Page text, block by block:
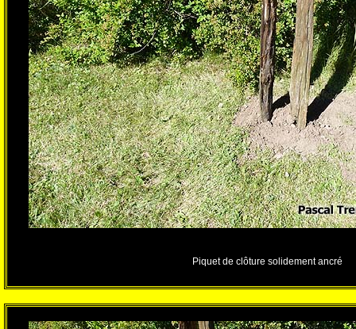
Piquet de clôture solidement ancré